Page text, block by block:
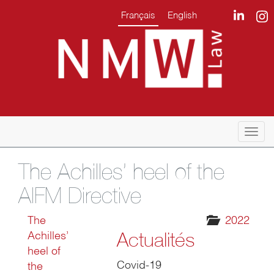
Français English
The Achilles’ heel of the
AIFM Directive
2022
The
Achilles’
heel of
the
Actualités
Covid-19